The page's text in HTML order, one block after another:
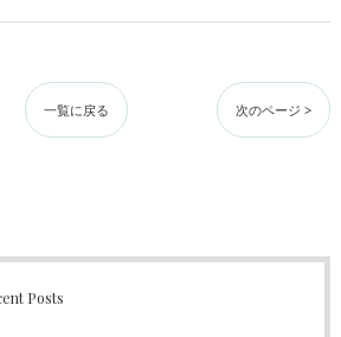
一覧に戻る 次のページ >
Posts